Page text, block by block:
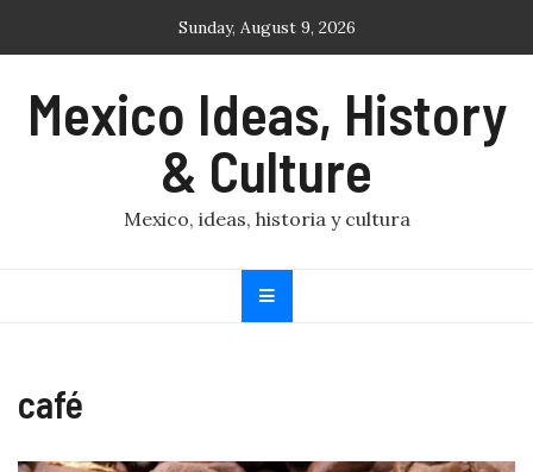
Sunday, August 9, 2026
Mexico Ideas, History
& Culture
Mexico, ideas, historia y cultura
café